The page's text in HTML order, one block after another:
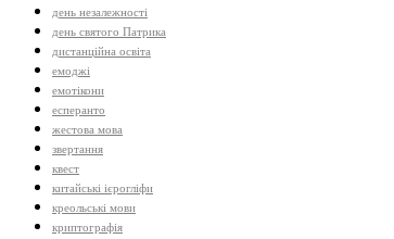
день незалежності
день святого Патрика
дистанційна освіта
емоджі
емотікони
есперанто
жестова мова
звертання
квест
китайські ієрогліфи
креольські мови
криптографія